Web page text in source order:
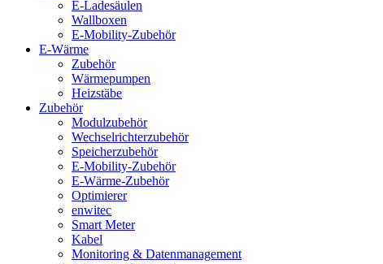
E-Ladesäulen
Wallboxen
E-Mobility-Zubehör
E-Wärme
Zubehör
Wärmepumpen
Heizstäbe
Zubehör
Modulzubehör
Wechselrichterzubehör
Speicherzubehör
E-Mobility-Zubehör
E-Wärme-Zubehör
Optimierer
enwitec
Smart Meter
Kabel
Monitoring & Datenmanagement